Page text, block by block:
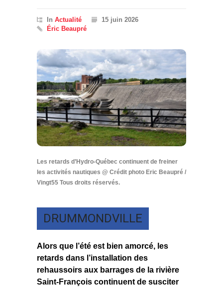
In Actualité
15 juin 2026
Éric Beaupré
Les retards d’Hydro-Québec continuent de freiner
les activités nautiques @ Crédit photo Eric Beaupré /
Vingt55 Tous droits réservés.
DRUMMONDVILLE
Alors que l’été est bien amorcé, les
retards dans l’installation des
rehaussoirs aux barrages de la rivière
Saint-François continuent de susciter